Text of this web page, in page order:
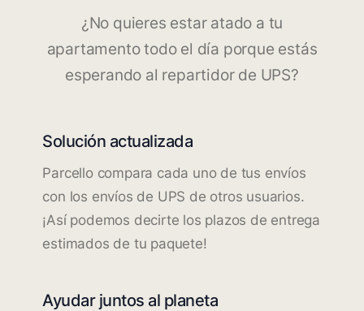
¿No quieres estar atado a tu
apartamento todo el día porque estás
esperando al repartidor de UPS?
Solución actualizada
Parcello compara cada uno de tus envíos
con los envíos de UPS de otros usuarios.
¡Así podemos decirte los plazos de entrega
estimados de tu paquete!
Ayudar juntos al planeta